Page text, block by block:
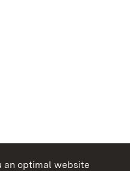
an optimal website